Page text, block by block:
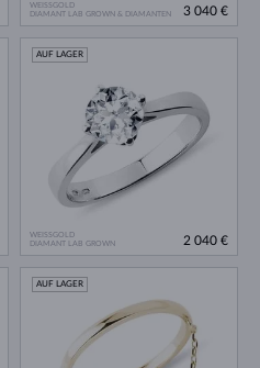
WEISSGOLD
DIAMANT LAB GROWN & DIAMANTEN
3 040 €
WEISSGOLD
DIAMANT LAB GROWN
AUF LAGER
2 040 €
AUF LAGER